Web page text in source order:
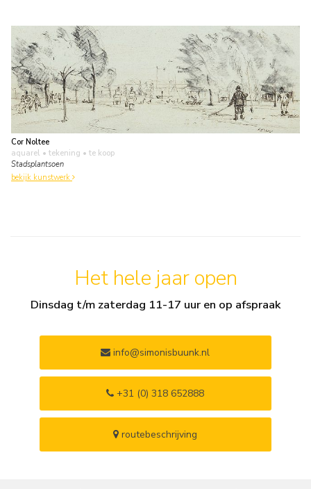
Cor Noltee
aquarel • tekening • te koop
Stadsplantsoen
bekijk kunstwerk
Het hele jaar open
Dinsdag t/m zaterdag 11-17 uur en op afspraak
info@simonisbuunk.nl
+31 (0) 318 652888
routebeschrijving